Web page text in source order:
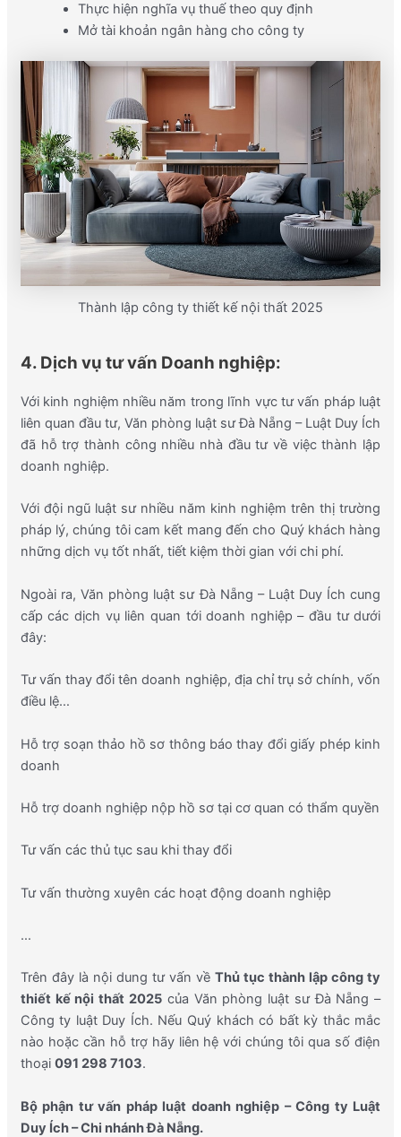
Thực hiện nghĩa vụ thuế theo quy định
Mở tài khoản ngân hàng cho công ty
Thành lập công ty thiết kế nội thất 2025
4. Dịch vụ tư vấn Doanh nghiệp:
Với kinh nghiệm nhiều năm trong lĩnh vực tư vấn pháp luật
liên quan đầu tư, Văn phòng luật sư Đà Nẵng – Luật Duy Ích
đã hỗ trợ thành công nhiều nhà đầu tư về việc thành lập
doanh nghiệp.
Với đội ngũ luật sư nhiều năm kinh nghiệm trên thị trường
pháp lý, chúng tôi cam kết mang đến cho Quý khách hàng
những dịch vụ tốt nhất, tiết kiệm thời gian với chi phí.
Ngoài ra, Văn phòng luật sư Đà Nẵng – Luật Duy Ích cung
cấp các dịch vụ liên quan tới doanh nghiệp – đầu tư dưới
đây:
Tư vấn thay đổi tên doanh nghiệp, địa chỉ trụ sở chính, vốn
điều lệ…
Hỗ trợ soạn thảo hồ sơ thông báo thay đổi giấy phép kinh
doanh
Hỗ trợ doanh nghiệp nộp hồ sơ tại cơ quan có thẩm quyền
Tư vấn các thủ tục sau khi thay đổi
Tư vấn thường xuyên các hoạt động doanh nghiệp
…
Trên đây là nội dung tư vấn vềThủ tục thành lập công ty
thiết kế nội thất 2025của Văn phòng luật sư Đà Nẵng –
Công ty luật Duy Ích. Nếu Quý khách có bất kỳ thắc mắc
nào hoặc cần hỗ trợ hãy liên hệ với chúng tôi qua số điện
thoại 091 298 7103.
Bộ phận tư vấn pháp luật doanh nghiệp – Công ty Luật
Duy Ích – Chi nhánh Đà Nẵng.